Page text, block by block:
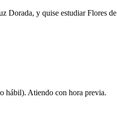
Dorada, y quise estudiar Flores
hábil). Atiendo con hora previa.